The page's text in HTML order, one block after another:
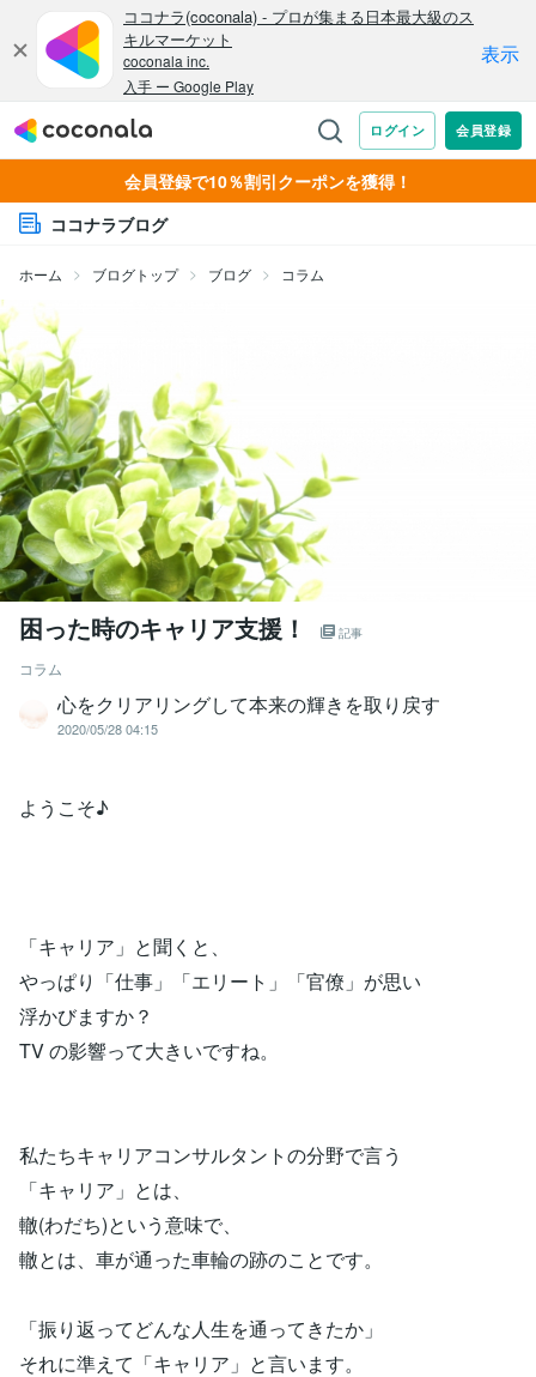
会員登録で10％割引クーポンを獲得！
ココナラブログ
ホーム ブログトップ ブログ コラム
困った時のキャリア支援！ 記事
コラム
心をクリアリングして本来の輝きを取り戻す
2020/05/28 04:15
ようこそ♪
「キャリア」と聞くと、
やっぱり「仕事」「エリート」「官僚」が思い
浮かびますか？
TV の影響って大きいですね。
私たちキャリアコンサルタントの分野で言う
「キャリア」とは、
轍(わだち)という意味で、
轍とは、車が通った車輪の跡のことです。
「振り返ってどんな人生を通ってきたか」
それに準えて「キャリア」と言います。